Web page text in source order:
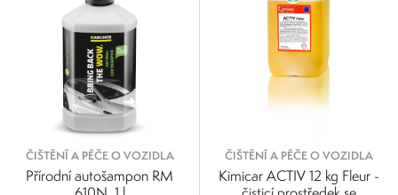
ČIŠTĚNÍ A PÉČE O VOZIDLA
Přírodní autošampon RM
ČIŠTĚNÍ A PÉČE O VOZIDLA
Kimicar ACTIV 12 kg Fleur -